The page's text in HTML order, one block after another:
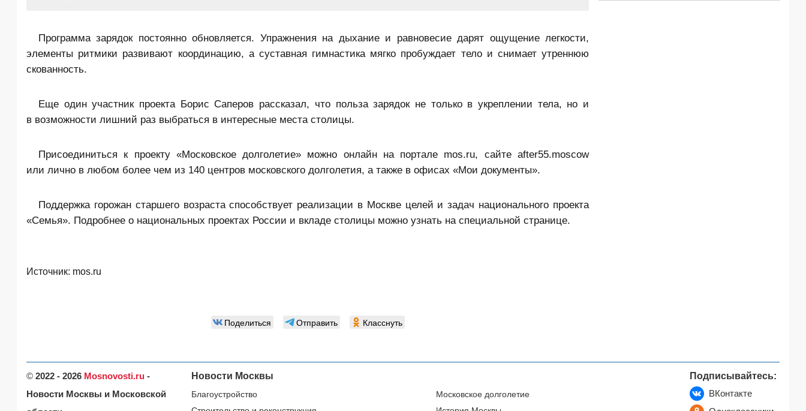
Программа зарядок постоянно обновляется. Упражнения на дыхание и равновесие дарят ощущение легкости,
элементы ритмики развивают координацию, а суставная гимнастика мягко пробуждает тело и снимает утреннюю
скованность.
Еще один участник проекта Борис Саперов рассказал, что польза зарядок не только в укреплении тела, но и
в возможности лишний раз выбраться в интересные места столицы.
Присоединиться к проекту «Московское долголетие» можно онлайн на портале mos.ru, сайте after55.moscow
или лично в любом более чем из 140 центров московского долголетия, а также в офисах «Мои документы».
Поддержка горожан старшего возраста способствует реализации в Москве целей и задач национального проекта
«Семья». Подробнее о национальных проектах России и вкладе столицы можно узнать на специальной странице.
Источник: mos.ru
Поделиться Отправить Класснуть
© 2022 - 2026 Mosnovosti.ru -
Новости Москвы и Московской
Новости Москвы
Благоустройство
Московское долголетие
Подписывайтесь:
ВКонтакте